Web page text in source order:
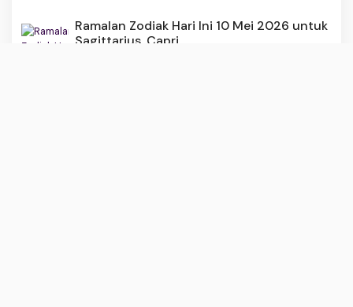
Ramalan Zodiak Hari Ini 10 Mei 2026 untuk
Sagittarius, Capri...